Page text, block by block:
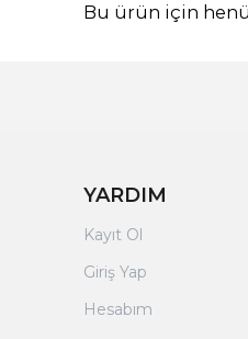
Bu ürün için
YARDIM
Kayıt Ol
Giriş Yap
Hesabım